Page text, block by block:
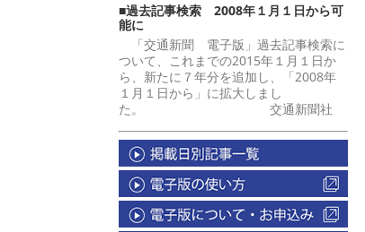
■過去記事検索 2008年１月１日から可
能に
「交通新聞 電子版」過去記事検索に
ついて、これまでの2015年１月１日か
ら、新たに７年分を追加し、「2008年
１月１日から」に拡大しまし
た。 交通新聞社